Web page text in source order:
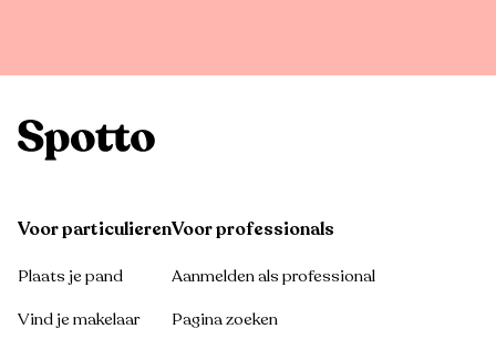
Voor particulieren
Plaats je pand
Vind je makelaar
Voor professionals
Aanmelden als professional
Pagina zoeken